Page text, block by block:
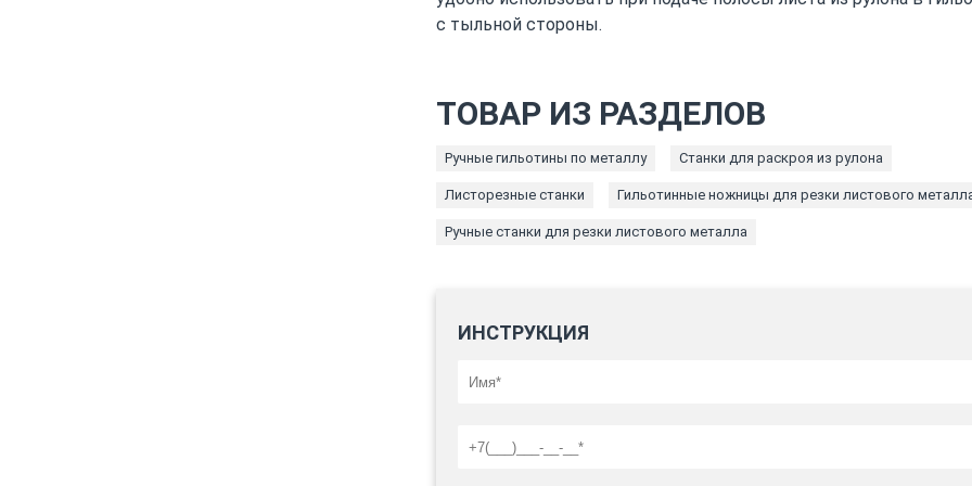
с тыльной стороны.
ТОВАР ИЗ РАЗДЕЛОВ
Ручные гильотины по металлу Станки для раскроя из рулона
Листорезные станки Гильотинные ножницы для резки листового
Ручные станки для резки листового металла
ИНСТРУКЦИЯ